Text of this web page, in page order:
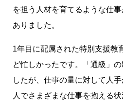
を担う人材を育てるような仕
ありました。
1年目に配属された特別支援教
ど忙しかったです。「通級」
したが、仕事の量に対して人
人でさまざまな仕事を抱える